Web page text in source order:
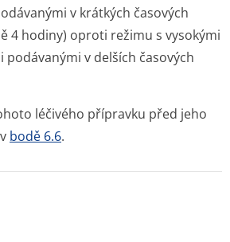
v krátkých časových
4 hodiny) oproti režimu s vysokými
podávanými v delších časových
léčivého přípravku před jeho
bodě 6.6.